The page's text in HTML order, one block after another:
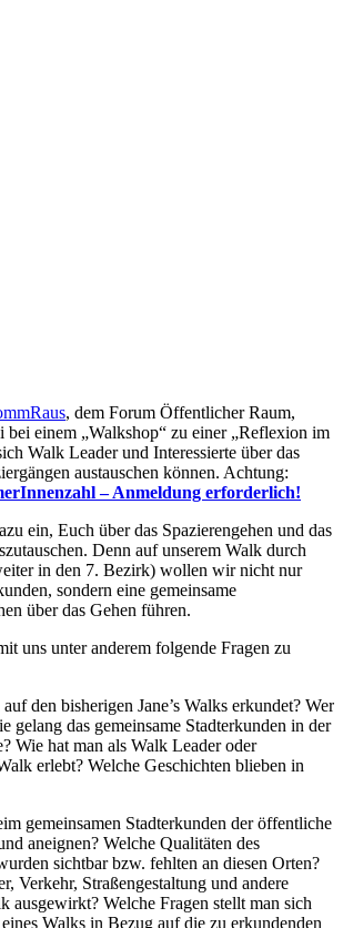
, dem Forum Öffentlicher Raum,
einem „Walkshop“ zu einer „Reflexion im
Walk Leader und Interessierte über das
austauschen können. Achtung:
– Anmeldung erforderlich!
ein, Euch über das Spazierengehen und das
Denn auf unserem Walk durch
in den 7. Bezirk) wollen wir nicht nur
sondern eine gemeinsame
über das Gehen führen.
uns unter anderem folgende Fragen zu
den bisherigen Jane’s Walks erkundet? Wer
gelang das gemeinsame Stadterkunden in der
Wie hat man als Walk Leader oder
erlebt? Welche Geschichten blieben in
gemeinsamen Stadterkunden der öffentliche
aneignen? Welche Qualitäten des
sichtbar bzw. fehlten an diesen Orten?
Verkehr, Straßengestaltung und andere
ausgewirkt? Welche Fragen stellt man sich
Walks in Bezug auf die zu erkundenden